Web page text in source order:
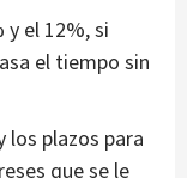
y el 12%, si
el tiempo sin
los plazos para
que se le